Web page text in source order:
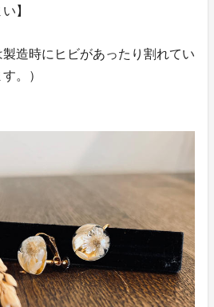
】
製造時にヒビがあったり割れてい
。）